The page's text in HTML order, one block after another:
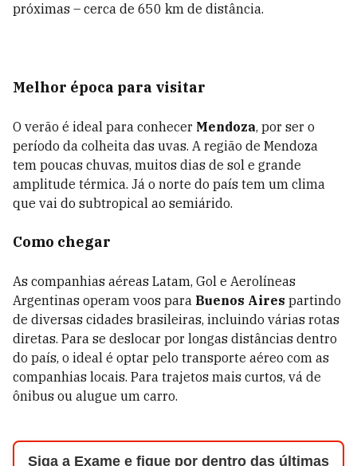
próximas – cerca de 650 km de distância.
Melhor época para visitar
O verão é ideal para conhecer Mendoza, por ser o
período da colheita das uvas. A região de Mendoza
tem poucas chuvas, muitos dias de sol e grande
amplitude térmica. Já o norte do país tem um clima
que vai do subtropical ao semiárido.
Como chegar
As companhias aéreas Latam, Gol e Aerolíneas
Argentinas operam voos para Buenos Aires partindo
de diversas cidades brasileiras, incluindo várias rotas
diretas. Para se deslocar por longas distâncias dentro
do país, o ideal é optar pelo transporte aéreo com as
companhias locais. Para trajetos mais curtos, vá de
ônibus ou alugue um carro.
Siga a Exame e fique por dentro das últimas